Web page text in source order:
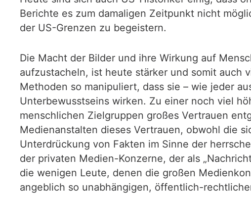
Berichte es zum damaligen Zeitpunkt nicht
der US-Grenzen zu begeistern.
Die Macht der Bilder und ihre Wirkung auf
aufzustacheln, ist heute stärker und somit auch
Methoden so manipuliert, dass sie – wie jeder
Unterbewusstseins wirken. Zu einer noch viel
menschlichen Zielgruppen großes Vertrauen
Medienanstalten dieses Vertrauen, obwohl die
Unterdrückung von Fakten im Sinne der
der privaten Medien-Konzerne, der als
die wenigen Leute, denen die großen
angeblich so unabhängigen, öffentlich-